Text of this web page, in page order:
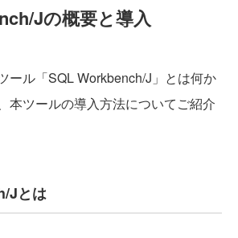
Jの概要と導入
ール「SQL Workbench/J」とは何か
本ツールの導入方法についてご紹介
Jとは